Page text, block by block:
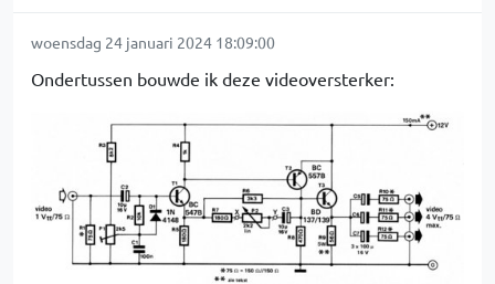
woensdag 24 januari 2024 18:09:00
Ondertussen bouwde ik deze videoversterker: